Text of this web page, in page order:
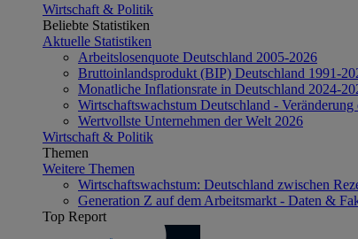
Wirtschaft & Politik
Beliebte Statistiken
Aktuelle Statistiken
Arbeitslosenquote Deutschland 2005-2026
Bruttoinlandsprodukt (BIP) Deutschland 1991-
Monatliche Inflationsrate in Deutschland 2024-
Wirtschaftswachstum Deutschland -
Wertvollste Unternehmen der Welt 2026
Wirtschaft & Politik
Themen
Weitere Themen
Wirtschaftswachstum: Deutschland zwischen
Generation Z auf dem Arbeitsmarkt - Daten &
Top Report